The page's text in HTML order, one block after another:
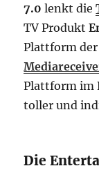
7.0 lenkt die
TV Produkt
Plattform
Plattform im
toller und
Die